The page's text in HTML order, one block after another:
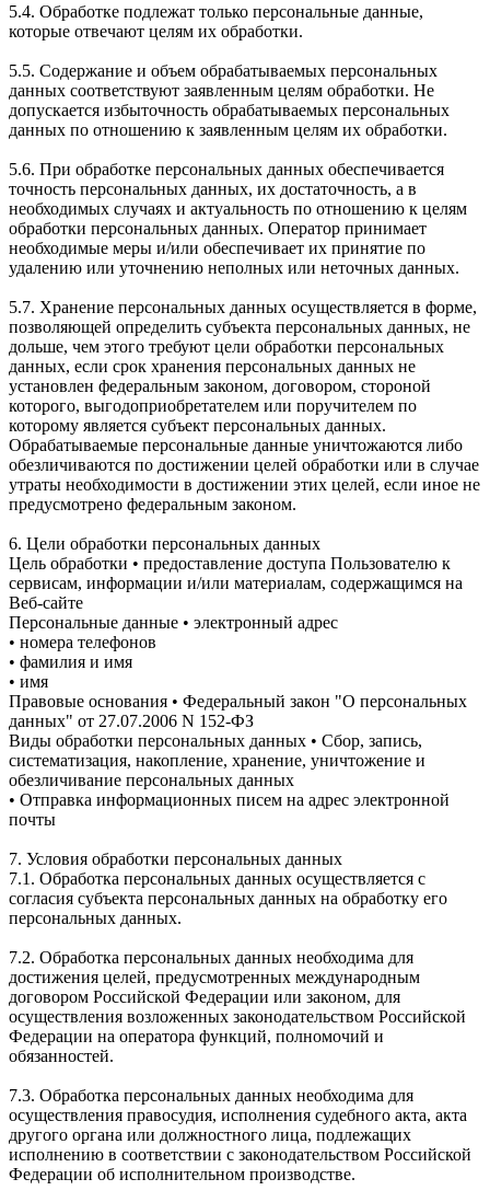
5.4. Обработке подлежат только персональные данные,
которые отвечают целям их обработки.
5.5. Содержание и объем обрабатываемых персональных
данных соответствуют заявленным целям обработки. Не
допускается избыточность обрабатываемых персональных
данных по отношению к заявленным целям их обработки.
5.6. При обработке персональных данных обеспечивается
точность персональных данных, их достаточность, а в
необходимых случаях и актуальность по отношению к целям
обработки персональных данных. Оператор принимает
необходимые меры и/или обеспечивает их принятие по
удалению или уточнению неполных или неточных данных.
5.7. Хранение персональных данных осуществляется в форме,
позволяющей определить субъекта персональных данных, не
дольше, чем этого требуют цели обработки персональных
данных, если срок хранения персональных данных не
установлен федеральным законом, договором, стороной
которого, выгодоприобретателем или поручителем по
которому является субъект персональных данных.
Обрабатываемые персональные данные уничтожаются либо
обезличиваются по достижении целей обработки или в случае
утраты необходимости в достижении этих целей, если иное не
предусмотрено федеральным законом.
6. Цели обработки персональных данных
Цель обработки • предоставление доступа Пользователю к
сервисам, информации и/или материалам, содержащимся на
Веб-сайте
Персональные данные • электронный адрес
• номера телефонов
• фамилия и имя
• имя
Правовые основания • Федеральный закон "О персональных
данных" от 27.07.2006 N 152-ФЗ
Виды обработки персональных данных • Сбор, запись,
систематизация, накопление, хранение, уничтожение и
обезличивание персональных данных
• Отправка информационных писем на адрес электронной
почты
7. Условия обработки персональных данных
7.1. Обработка персональных данных осуществляется с
согласия субъекта персональных данных на обработку его
персональных данных.
7.2. Обработка персональных данных необходима для
достижения целей, предусмотренных международным
договором Российской Федерации или законом, для
осуществления возложенных законодательством Российской
Федерации на оператора функций, полномочий и
обязанностей.
7.3. Обработка персональных данных необходима для
осуществления правосудия, исполнения судебного акта, акта
другого органа или должностного лица, подлежащих
исполнению в соответствии с законодательством Российской
Федерации об исполнительном производстве.